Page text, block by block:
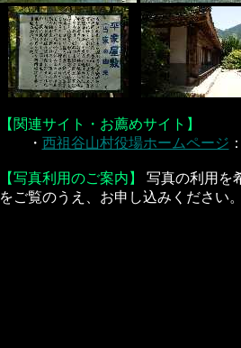
【関連サイト・お薦めサイト】
・ 西祖谷山村役場ホームページ
【写真利用のご案内】
写真の利用を
をご覧のうえ、お申し込みください